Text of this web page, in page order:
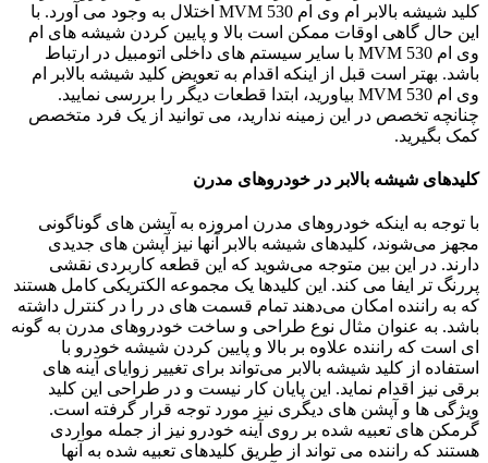
کلید شیشه بالابر ام وی ام 530 MVM اختلال به وجود می آورد. با
این حال گاهی اوقات ممکن است بالا و پایین کردن شیشه های ام
وی ام 530 MVM با سایر سیستم های داخلی اتومبیل در ارتباط
باشد. بهتر است قبل از اینکه اقدام به تعویض کلید شیشه بالابر ام
وی ام 530 MVM بیاورید، ابتدا قطعات دیگر را بررسی نمایید.
چنانچه تخصص در این زمینه ندارید، می توانید از یک فرد متخصص
کمک بگیرید.
کلیدهای شیشه بالابر در خودروهای مدرن
با توجه به اینکه خودروهای مدرن امروزه به آپشن های گوناگونی
مجهز می‌شوند، کلیدهای شیشه بالابر آنها نیز آپشن های جدیدی
دارند. در این بین متوجه می‌شوید که این قطعه کاربردی نقشی
پررنگ تر ایفا می کند. این کلیدها یک مجموعه الکتریکی کامل هستند
که به راننده امکان می‌دهند تمام قسمت های در را در کنترل داشته
باشد. به عنوان مثال نوع طراحی و ساخت خودروهای مدرن به گونه‌
ای است که راننده علاوه بر بالا و پایین کردن شیشه خودرو با
استفاده از کلید شیشه بالابر می‌تواند برای تغییر زوایای آینه های
برقی نیز اقدام نماید. این پایان کار نیست و در طراحی این کلید
ویژگی ها و آپشن های دیگری نیز مورد توجه قرار گرفته است.
گرمکن های تعبیه شده بر روی آینه خودرو نیز از جمله مواردی
هستند که راننده می تواند از طریق کلیدهای تعبیه شده به آنها